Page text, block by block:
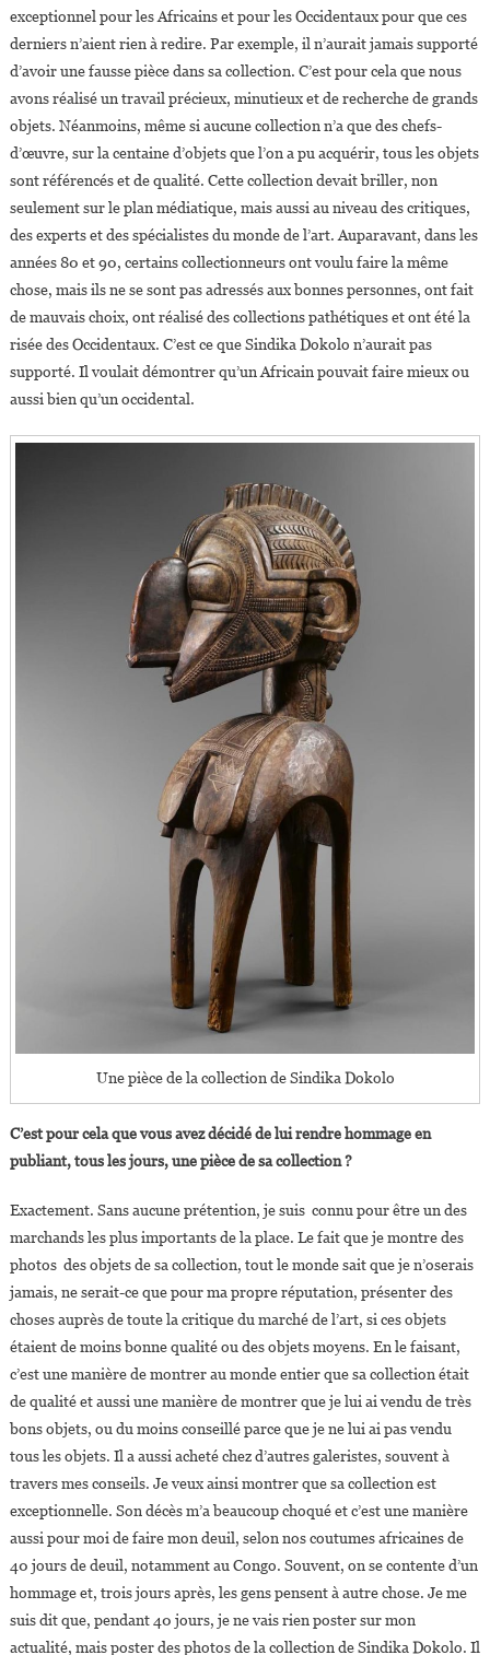
exceptionnel pour les Africains et pour les Occidentaux pour que ces
derniers n’aient rien à redire. Par exemple, il n’aurait jamais supporté
d’avoir une fausse pièce dans sa collection. C’est pour cela que nous
avons réalisé un travail précieux, minutieux et de recherche de grands
objets. Néanmoins, même si aucune collection n’a que des chefs-
d’œuvre, sur la centaine d’objets que l’on a pu acquérir, tous les objets
sont référencés et de qualité. Cette collection devait briller, non
seulement sur le plan médiatique, mais aussi au niveau des critiques,
des experts et des spécialistes du monde de l’art. Auparavant, dans les
années 80 et 90, certains collectionneurs ont voulu faire la même
chose, mais ils ne se sont pas adressés aux bonnes personnes, ont fait
de mauvais choix, ont réalisé des collections pathétiques et ont été la
risée des Occidentaux. C’est ce que Sindika Dokolo n’aurait pas
supporté. Il voulait démontrer qu’un Africain pouvait faire mieux ou
aussi bien qu’un occidental.
Une pièce de la collection de Sindika Dokolo
C’est pour cela que vous avez décidé de lui rendre hommage en
publiant, tous les jours, une pièce de sa collection ?
Exactement. Sans aucune prétention, je suis connu pour être un des
marchands les plus importants de la place. Le fait que je montre des
photos des objets de sa collection, tout le monde sait que je n’oserais
jamais, ne serait-ce que pour ma propre réputation, présenter des
choses auprès de toute la critique du marché de l’art, si ces objets
étaient de moins bonne qualité ou des objets moyens. En le faisant,
c’est une manière de montrer au monde entier que sa collection était
de qualité et aussi une manière de montrer que je lui ai vendu de très
bons objets, ou du moins conseillé parce que je ne lui ai pas vendu
tous les objets. Il a aussi acheté chez d’autres galeristes, souvent à
travers mes conseils. Je veux ainsi montrer que sa collection est
exceptionnelle. Son décès m’a beaucoup choqué et c’est une manière
aussi pour moi de faire mon deuil, selon nos coutumes africaines de
40 jours de deuil, notamment au Congo. Souvent, on se contente d’un
hommage et, trois jours après, les gens pensent à autre chose. Je me
suis dit que, pendant 40 jours, je ne vais rien poster sur mon
actualité, mais poster des photos de la collection de Sindika Dokolo. Il